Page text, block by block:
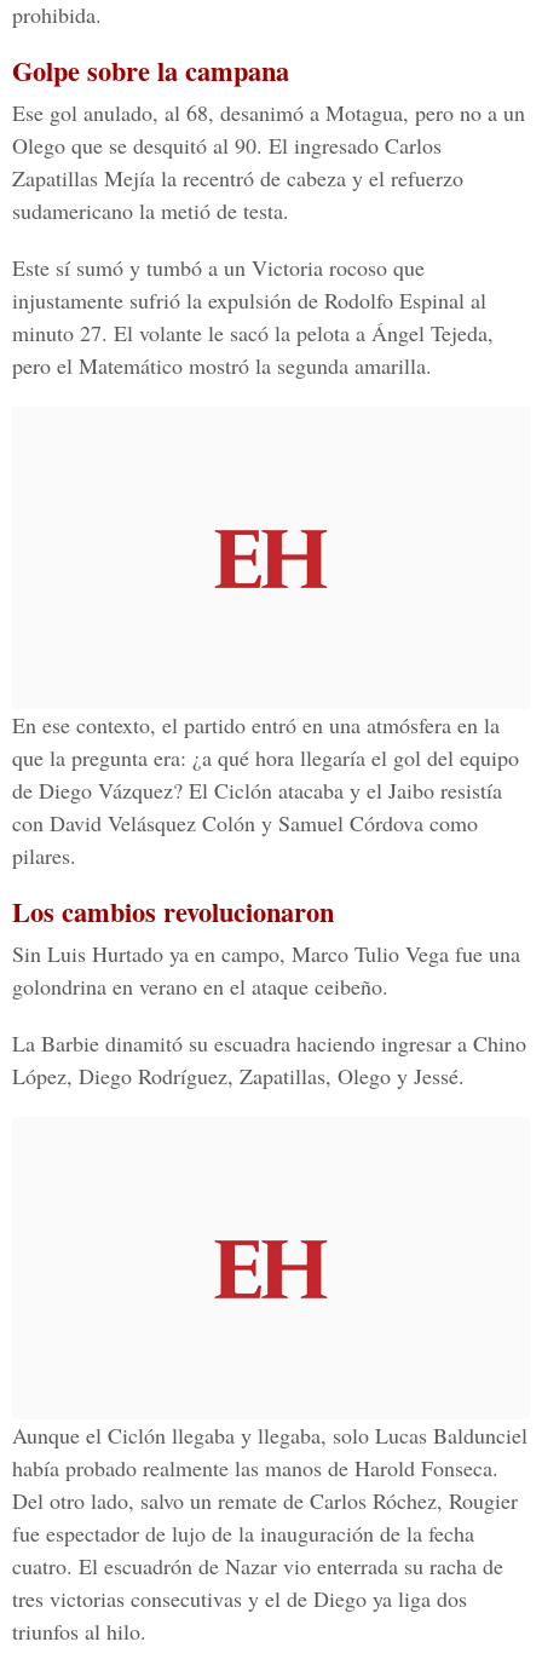
prohibida.
Golpe sobre la campana
Ese gol anulado, al 68, desanimó a Motagua, pero no a un
Olego que se desquitó al 90. El ingresado Carlos
Zapatillas Mejía la recentró de cabeza y el refuerzo
sudamericano la metió de testa.
Este sí sumó y tumbó a un Victoria rocoso que
injustamente sufrió la expulsión de Rodolfo Espinal al
minuto 27. El volante le sacó la pelota a Ángel Tejeda,
pero el Matemático mostró la segunda amarilla.
En ese contexto, el partido entró en una atmósfera en la
que la pregunta era: ¿a qué hora llegaría el gol del equipo
de Diego Vázquez? El Ciclón atacaba y el Jaibo resistía
con David Velásquez Colón y Samuel Córdova como
pilares.
Los cambios revolucionaron
Sin Luis Hurtado ya en campo, Marco Tulio Vega fue una
golondrina en verano en el ataque ceibeño.
La Barbie dinamitó su escuadra haciendo ingresar a Chino
López, Diego Rodríguez, Zapatillas, Olego y Jessé.
Aunque el Ciclón llegaba y llegaba, solo Lucas Baldunciel
había probado realmente las manos de Harold Fonseca.
Del otro lado, salvo un remate de Carlos Róchez, Rougier
fue espectador de lujo de la inauguración de la fecha
cuatro. El escuadrón de Nazar vio enterrada su racha de
tres victorias consecutivas y el de Diego ya liga dos
triunfos al hilo.